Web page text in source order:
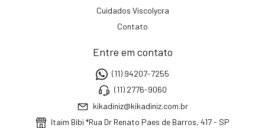
Cuidados Viscolycra
Contato
Entre em contato
(11) 94207-7255
(11) 2776-9060
kikadiniz@kikadiniz.com.br
Itaim Bibi *Rua Dr Renato Paes de Barros, 417 - SP